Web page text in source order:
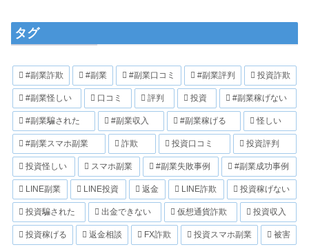
タグ
#副業詐欺 #副業 #副業口コミ #副業評判 投資詐欺
#副業怪しい 口コミ 評判 投資 #副業稼げない
#副業騙された #副業収入 #副業稼げる 怪しい
#副業スマホ副業 詐欺 投資口コミ 投資評判
投資怪しい スマホ副業 #副業失敗事例 #副業成功事例
LINE副業 LINE投資 返金 LINE詐欺 投資稼げない
投資騙された 出金できない 仮想通貨詐欺 投資収入
投資稼げる 返金相談 FX詐欺 投資スマホ副業 被害